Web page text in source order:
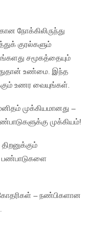
நோக்கிலிருந்து
குரல்களும்
சமூகத்தையும்
உண்மை. இந்த
உணர வையுங்கள்.
முக்கியமானது –
முக்கியம்!
பண்பாடுகளை
– நண்பிகளான